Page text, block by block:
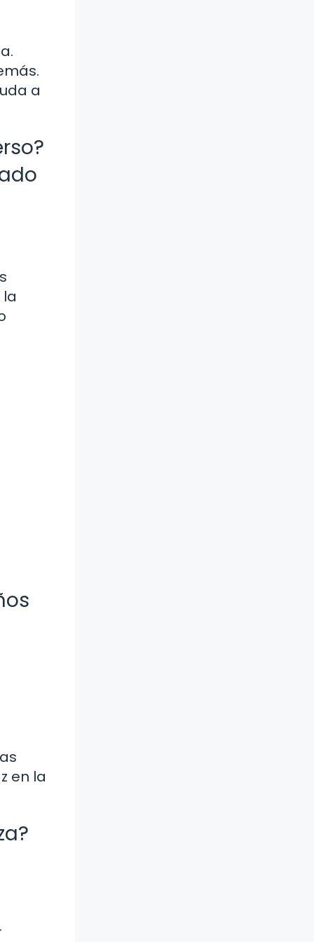
a
en la